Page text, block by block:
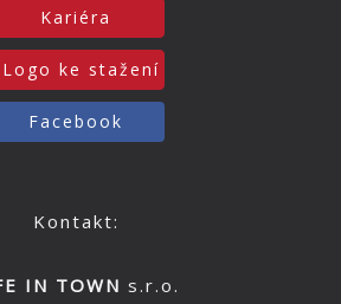
Kariéra
Logo ke stažení
Facebook
Kontakt:
IN TOWN s.r.o.